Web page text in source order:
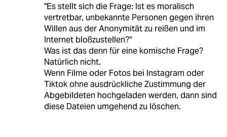
"Es stellt sich die Frage: Ist es moralisch
vertretbar, unbekannte Personen gegen ihren
Willen aus der Anonymität zu reißen und im
Internet bloßzustellen?"
Was ist das denn für eine komische Frage?
Natürlich nicht.
Wenn Filme oder Fotos bei Instagram oder
Tiktok ohne ausdrückliche Zustimmung der
Abgebildeten hochgeladen werden, dann sind
diese Dateien umgehend zu löschen.